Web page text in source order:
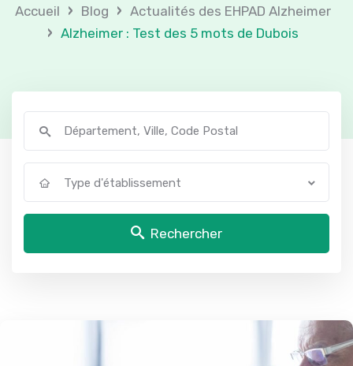
Accueil › Blog › Actualités des EHPAD Alzheimer
› Alzheimer : Test des 5 mots de Dubois
Type d'établissement
Rechercher